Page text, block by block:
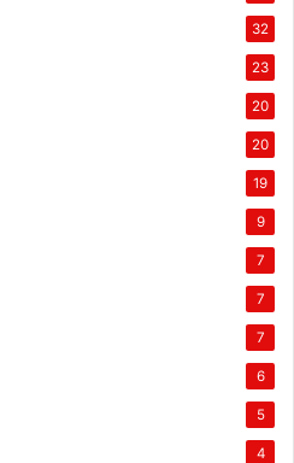
32
23
20
20
19
9
7
7
7
6
5
4